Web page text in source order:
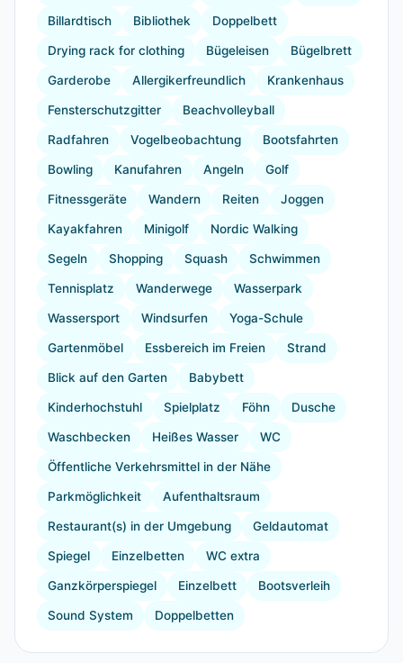
Billardtisch Bibliothek Doppelbett
Drying rack for clothing Bügeleisen Bügelbrett
Garderobe Allergikerfreundlich Krankenhaus
Fensterschutzgitter Beachvolleyball
Radfahren Vogelbeobachtung Bootsfahrten
Bowling Kanufahren Angeln Golf
Fitnessgeräte Wandern Reiten Joggen
Kayakfahren Minigolf Nordic Walking
Segeln Shopping Squash Schwimmen
Tennisplatz Wanderwege Wasserpark
Wassersport Windsurfen Yoga-Schule
Gartenmöbel Essbereich im Freien Strand
Blick auf den Garten Babybett
Kinderhochstuhl Spielplatz Föhn Dusche
Waschbecken Heißes Wasser WC
Öffentliche Verkehrsmittel in der Nähe
Parkmöglichkeit Aufenthaltsraum
Restaurant(s) in der Umgebung Geldautomat
Spiegel Einzelbetten WC extra
Ganzkörperspiegel Einzelbett Bootsverleih
Sound System Doppelbetten